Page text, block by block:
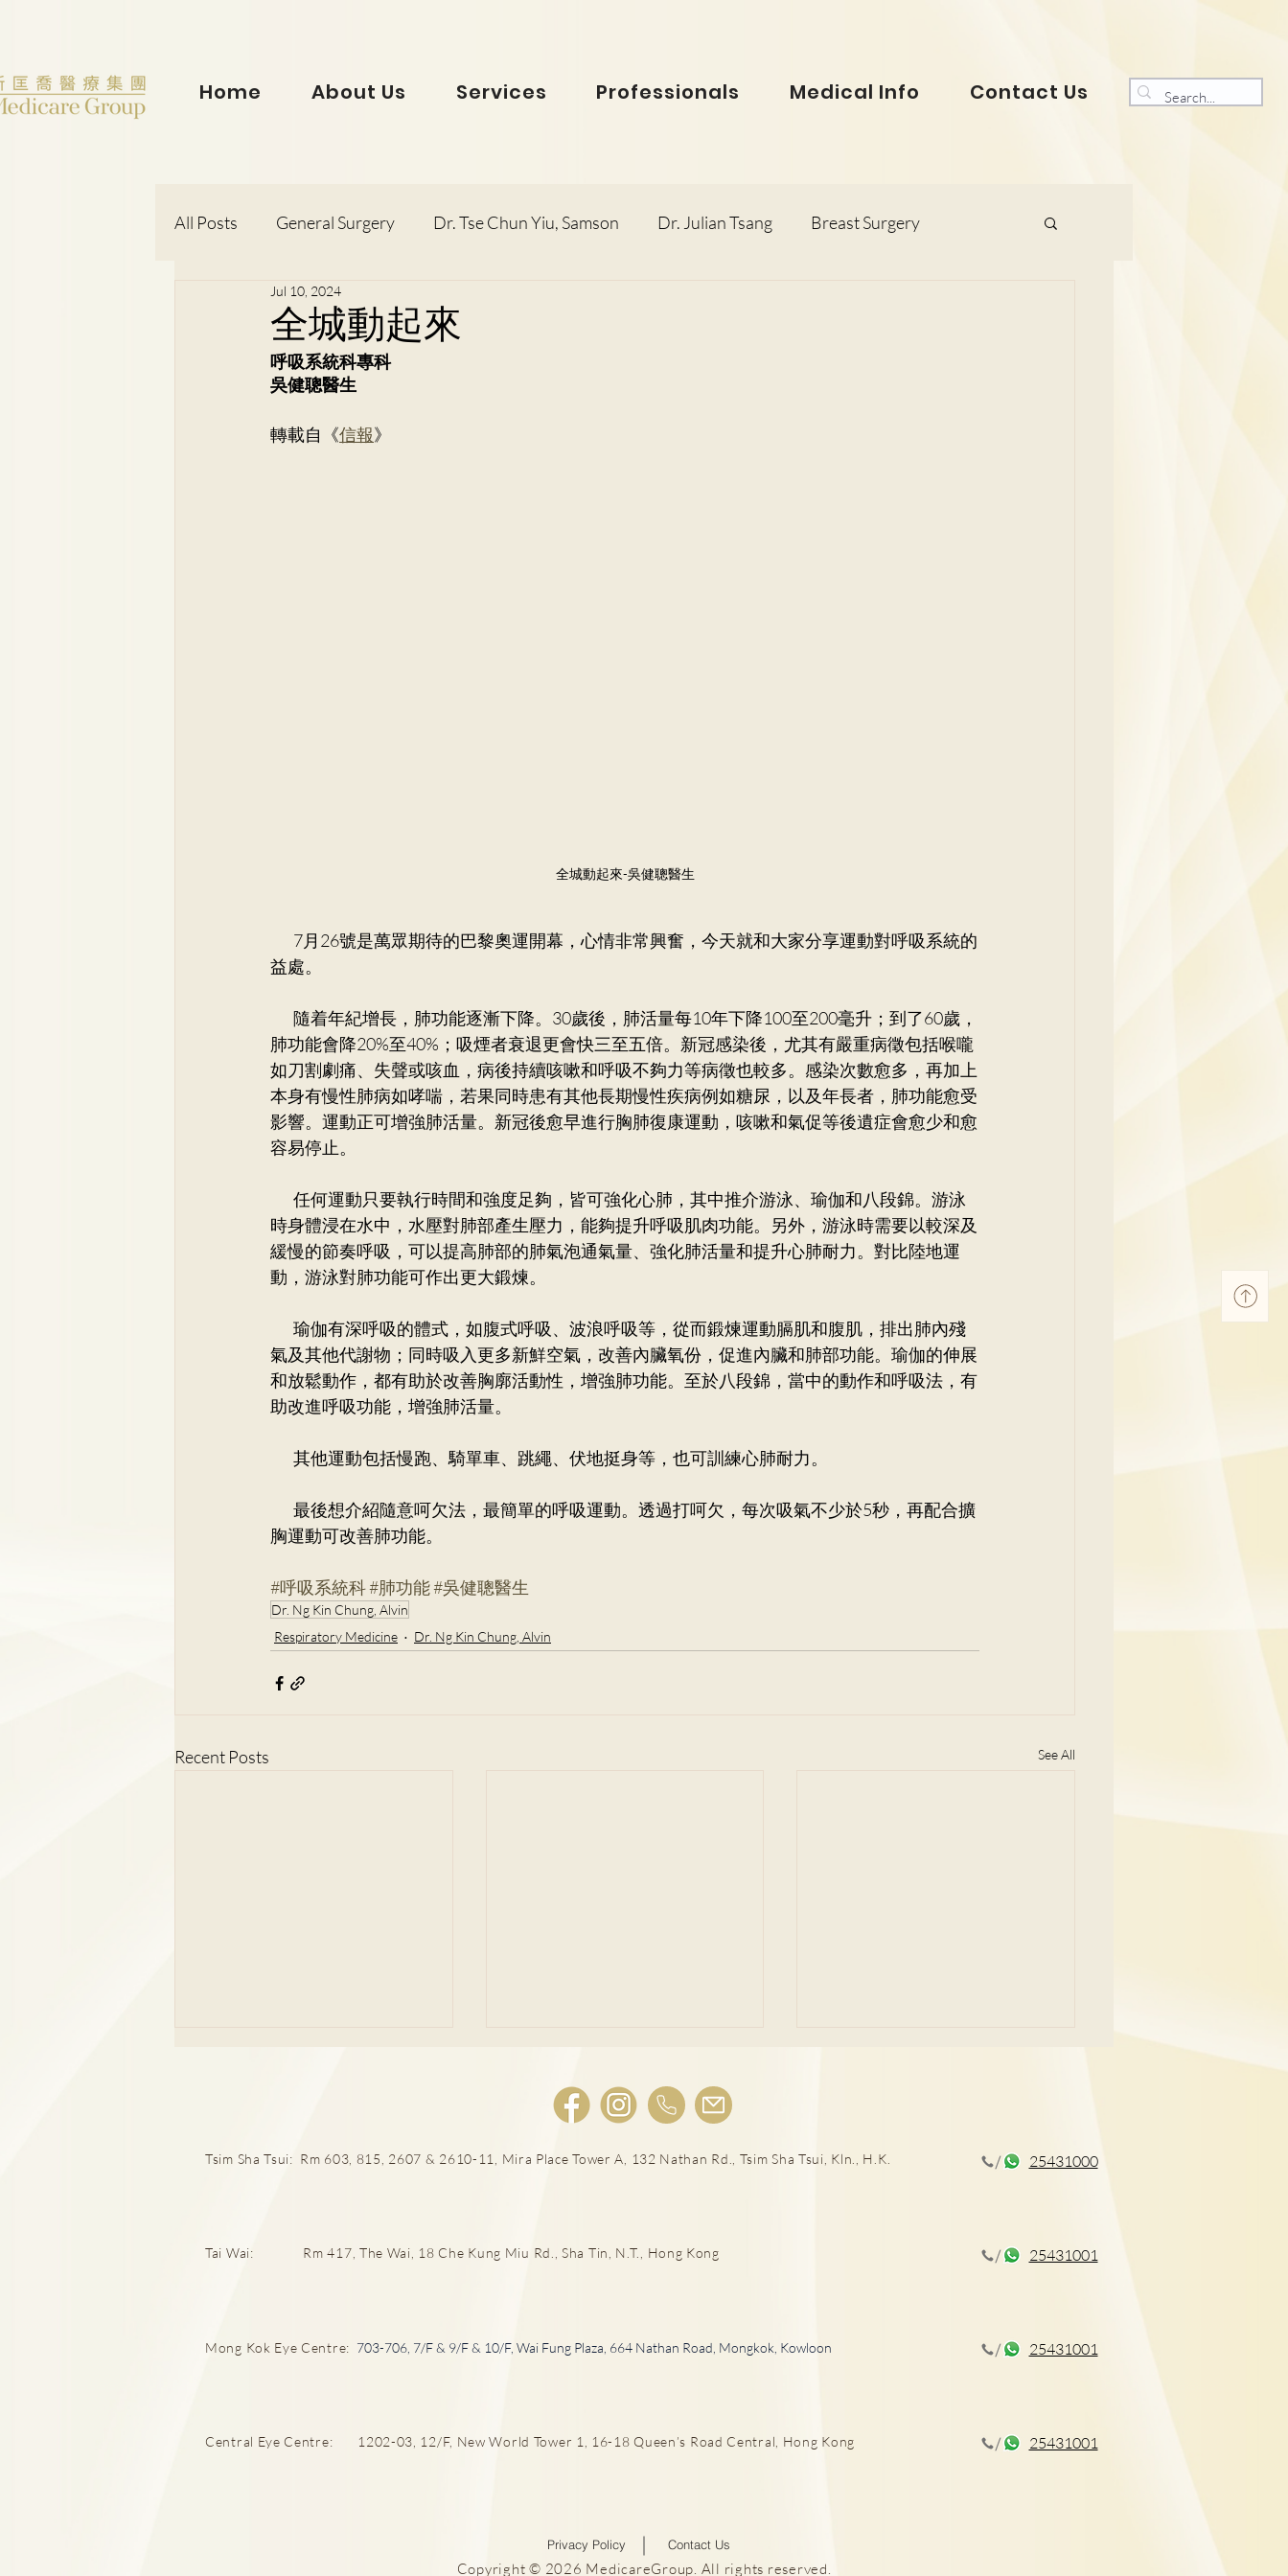
Home About Us Services Professionals Medical Info Contact Us
All Posts General Surgery Dr. Tse Chun Yiu, Samson Dr. Julian Tsang Breast Surgery
Dr. Lorraine Chow
Dr. Wong Kit Wah Dr. Lee Man Hin, Menelik
全城動起來
Jul 10, 2024
呼吸系統科專科
吳健聰醫生
轉載自 《信報》
全城動起來-吳健聰醫生
益處。
隨着年紀增長，肺功能逐漸下降。30歲後，肺活量每10年下降100至200毫升；到了60歲，
肺功能會降20%至40%；吸煙者衰退更會快三至五倍。新冠感染後，尤其有嚴重病徵包括喉嚨
如刀割劇痛、失聲或咳血，病後持續咳嗽和呼吸不夠力等病徵也較多。感染次數愈多，再加上
本身有慢性肺病如哮喘，若果同時患有其他長期慢性疾病例如糖尿，以及年長者，肺功能愈受
影響。運動正可增強肺活量。新冠後愈早進行胸肺復康運動，咳嗽和氣促等後遺症會愈少和愈
容易停止。
任何運動只要執行時間和強度足夠，皆可強化心肺，其中推介游泳、瑜伽和八段錦。游泳
時身體浸在水中，水壓對肺部產生壓力，能夠提升呼吸肌肉功能。另外，游泳時需要以較深及
緩慢的節奏呼吸，可以提高肺部的肺氣泡通氣量、強化肺活量和提升心肺耐力。對比陸地運
動，游泳對肺功能可作出更大鍛煉。
瑜伽有深呼吸的體式，如腹式呼吸、波浪呼吸等，從而鍛煉運動膈肌和腹肌，排出肺內殘
氣及其他代謝物；同時吸入更多新鮮空氣，改善內臟氧份，促進內臟和肺部功能。瑜伽的伸展
和放鬆動作，都有助於改善胸廓活動性，增強肺功能。至於八段錦，當中的動作和呼吸法，有
助改進呼吸功能，增強肺活量。
其他運動包括慢跑、騎單車、跳繩、伏地挺身等，也可訓練心肺耐力。
最後想介紹隨意呵欠法，最簡單的呼吸運動。透過打呵欠，每次吸氣不少於5秒，再配合擴
胸運動可改善肺功能。
#呼吸系統科#肺功能#吳健聰醫生
Dr. Ng Kin Chung, Alvin
Respiratory Medicine
Dr. Ng Kin Chung, Alvin
Recent Posts See All
肺結節風險評估
LDCT揪出早期肺癌
Tsim Sha Tsui: Rm 603, 815, 2607 & 2610-11, Mira Place Tower A, 132 Nathan Rd., Tsim Sha Tsui, Kln., H.K. 25431000
Tai Wai: Rm 417, The Wai, 18 Che Kung Miu Rd., Sha Tin, N.T., Hong Kong 25431001
Mong Kok Eye Centre: 703-706, 7/F & 9/F & 10/F, Wai Fung Plaza, 664 Nathan Road, Mongkok, Kowloon 25431001
Central Eye Centre: 1202-03, 12/F, New World Tower 1, 16-18 Queen’s Road Central, Hong Kong 25431001
Privacy Policy Contact Us
Copyright © 2026 MedicareGroup. All rights reserved.